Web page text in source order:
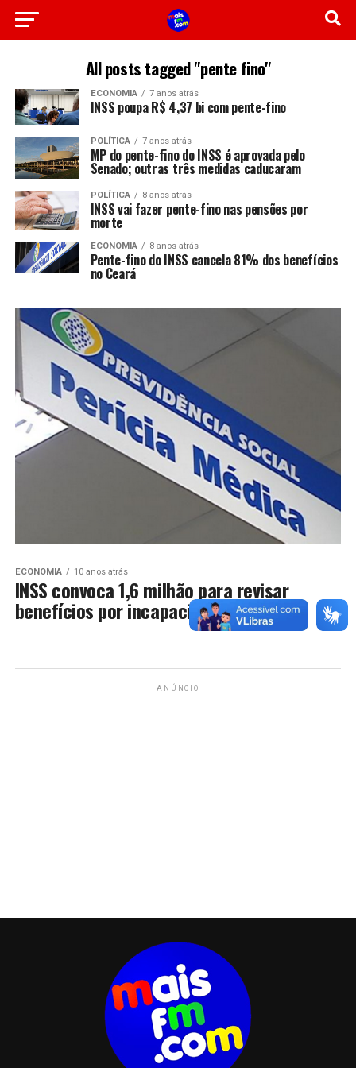
All posts tagged "pente fino"
ECONOMIA 7 anos atrás
INSS poupa R$ 4,37 bi com pente-fino
POLÍTICA 7 anos atrás
MP do pente-fino do INSS é aprovada pelo
Senado; outras três medidas caducaram
POLÍTICA 8 anos atrás
INSS vai fazer pente-fino nas pensões por
morte
ECONOMIA 8 anos atrás
Pente-fino do INSS cancela 81% dos benefícios
no Ceará
ECONOMIA 10 anos atrás
INSS convoca 1,6 milhão para revisar
benefícios por incapacidade
ANÚNCIO